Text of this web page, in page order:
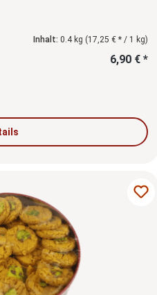
Inhalt: 0.4 kg (17,25 € * / 1 kg)
6,90 € *